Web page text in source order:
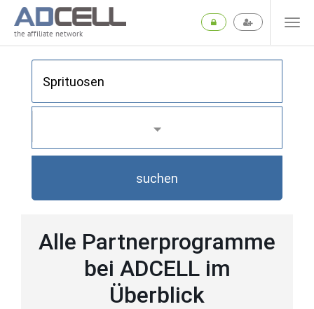
the affiliate network
suchen
Alle Partnerprogramme
bei ADCELL im
Überblick